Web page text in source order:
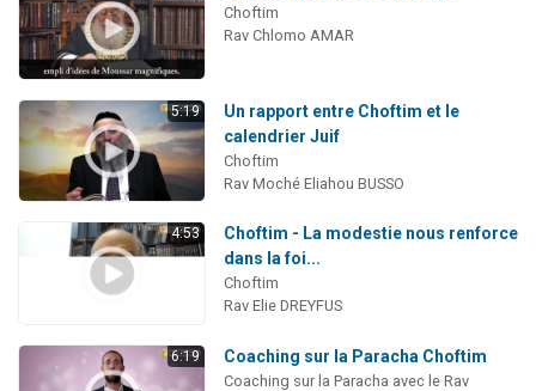
Choftim
Rav Chlomo AMAR
5:19
Un rapport entre Choftim et le
calendrier Juif
Choftim
Rav Moché Eliahou BUSSO
4:53
Choftim - La modestie nous renforce
dans la foi...
Choftim
Rav Elie DREYFUS
6:19 Coaching sur la Paracha Choftim
Coaching sur la Paracha avec le Rav